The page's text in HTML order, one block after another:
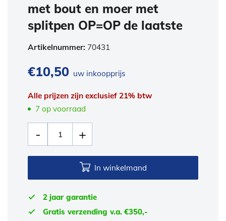
met bout en moer met
splitpen OP=OP de laatste
Artikelnummer: 70431
€10,50 uw inkoopprijs
Alle prijzen zijn exclusief 21% btw
7 op voorraad
In winkelmand
2 jaar garantie
Gratis verzending v.a. €350,-